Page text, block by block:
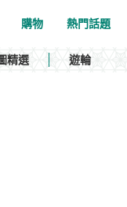
購物 熱門話題
精選 遊輪